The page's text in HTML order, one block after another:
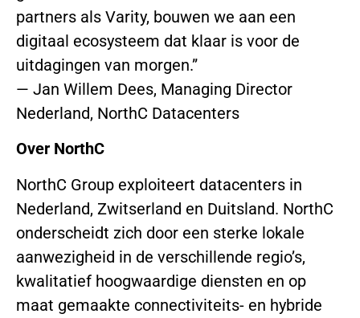
partners als Varity, bouwen we aan een
digitaal ecosysteem dat klaar is voor de
uitdagingen van morgen.”
— Jan Willem Dees, Managing Director
Nederland, NorthC Datacenters
Over NorthC
NorthC Group exploiteert datacenters in
Nederland, Zwitserland en Duitsland. NorthC
onderscheidt zich door een sterke lokale
aanwezigheid in de verschillende regio’s,
kwalitatief hoogwaardige diensten en op
maat gemaakte connectiviteits- en hybride